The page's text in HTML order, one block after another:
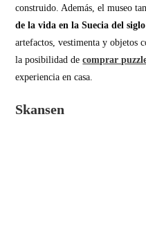
construido. Además, el museo
de la vida en la Suecia del
artefactos, vestimenta y objetos
la posibilidad decomprar
experiencia en casa.
Skansen